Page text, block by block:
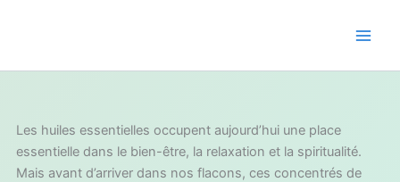
Les huiles essentielles occupent aujourd’hui une place
essentielle dans le bien-être, la relaxation et la spiritualité.
Mais avant d’arriver dans nos flacons, ces concentrés de